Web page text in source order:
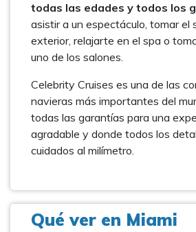
todas las edades y todos los
asistir a un espectáculo, tomar el
exterior, relajarte en el spa o
uno de los salones.
Celebrity Cruises es una de las
navieras más importantes del
todas las garantías para una
agradable y donde todos los
cuidados al milímetro.
Qué ver en Miami